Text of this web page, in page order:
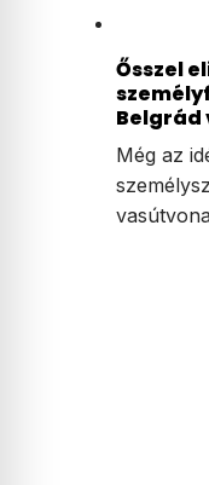
Ősszel
Belgrád
Még az